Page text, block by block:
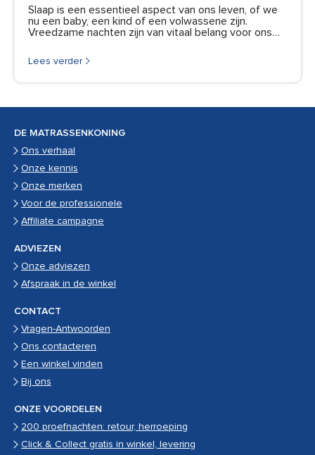
Slaap is een essentieel aspect van ons leven, of we
nu een baby, een kind of een volwassene zijn.
Vreedzame nachten zijn van vitaal belang voor ons…
Lees verder
DE MATRASSENKONING
Ons verhaal
Onze kennis
Onze merken
Voor de professionele
Affiliate campagne
ADVIEZEN
Onze adviezen
Afspraak in de winkel
CONTACT
Vragen-Antwoorden
Ons contacteren
Een winkel vinden
Bij ons
ONZE VOORDELEN
200 proefnachten: retour, herroeping
Click & Collect gratis in winkel, levering